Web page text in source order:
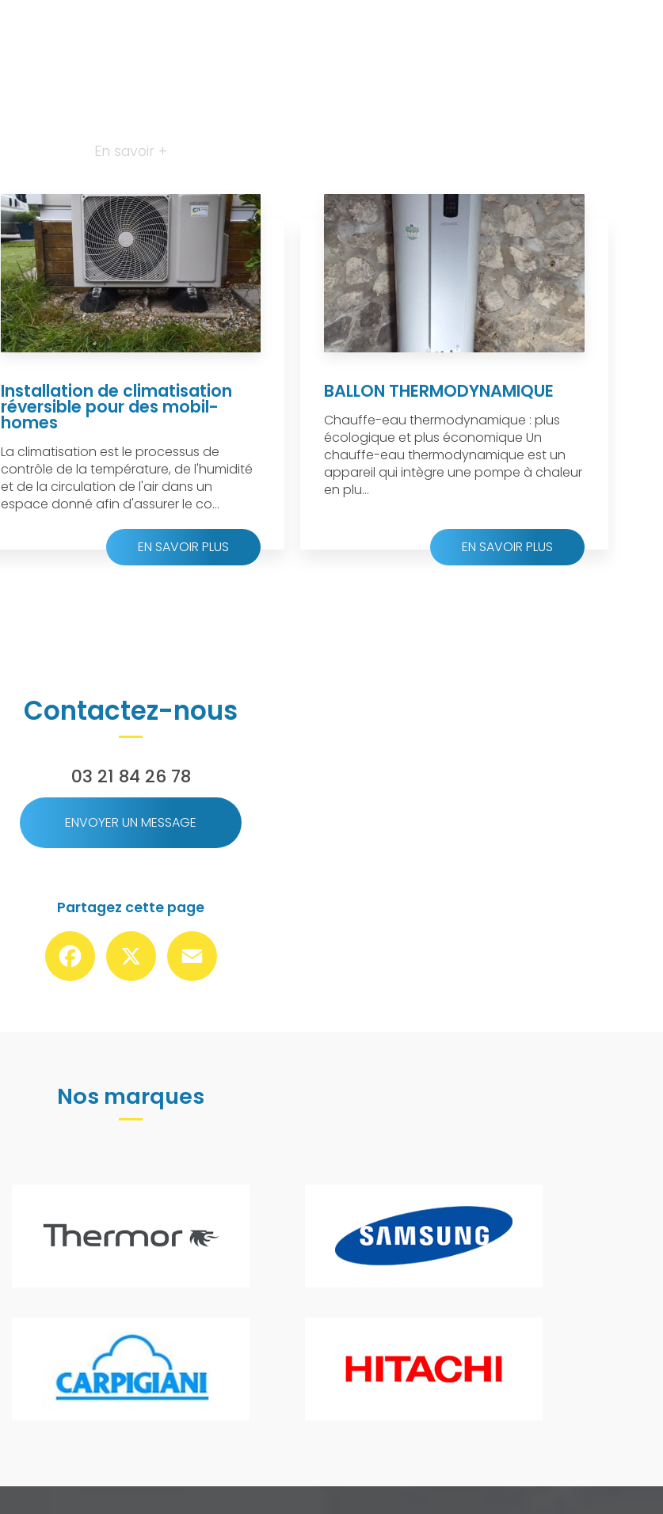
En savoir +
Installation de climatisation
réversible pour des mobil-
homes
La climatisation est le processus de
contrôle de la température, de l'humidité
et de la circulation de l'air dans un
espace donné afin d'assurer le co...
EN SAVOIR PLUS
BALLON THERMODYNAMIQUE
Chauffe-eau thermodynamique : plus
écologique et plus économique Un
chauffe-eau thermodynamique est un
appareil qui intègre une pompe à chaleur
en plu...
EN SAVOIR PLUS
Contactez-nous
03 21 84 26 78
ENVOYER UN MESSAGE
Partagez cette page
Facebook
Nos marques